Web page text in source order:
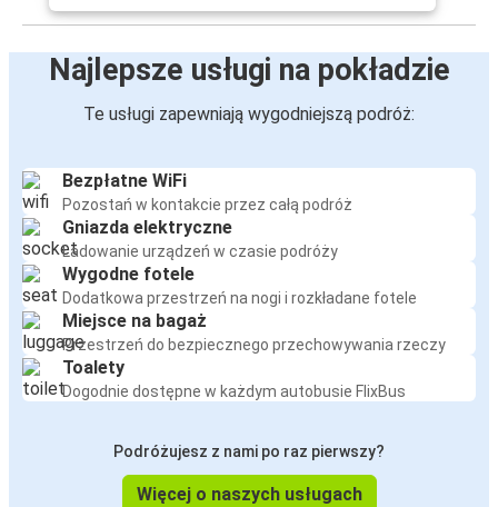
Najlepsze usługi na pokładzie
Te usługi zapewniają wygodniejszą podróż:
Bezpłatne WiFi
Pozostań w kontakcie przez całą podróż
Gniazda elektryczne
Ładowanie urządzeń w czasie podróży
Wygodne fotele
Dodatkowa przestrzeń na nogi i rozkładane fotele
Miejsce na bagaż
Przestrzeń do bezpiecznego przechowywania rzeczy
Toalety
Dogodnie dostępne w każdym autobusie FlixBus
Podróżujesz z nami po raz pierwszy?
Więcej o naszych usługach